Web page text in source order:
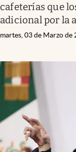
cafeterías que
adicional por la
martes, 03 de Marzo de